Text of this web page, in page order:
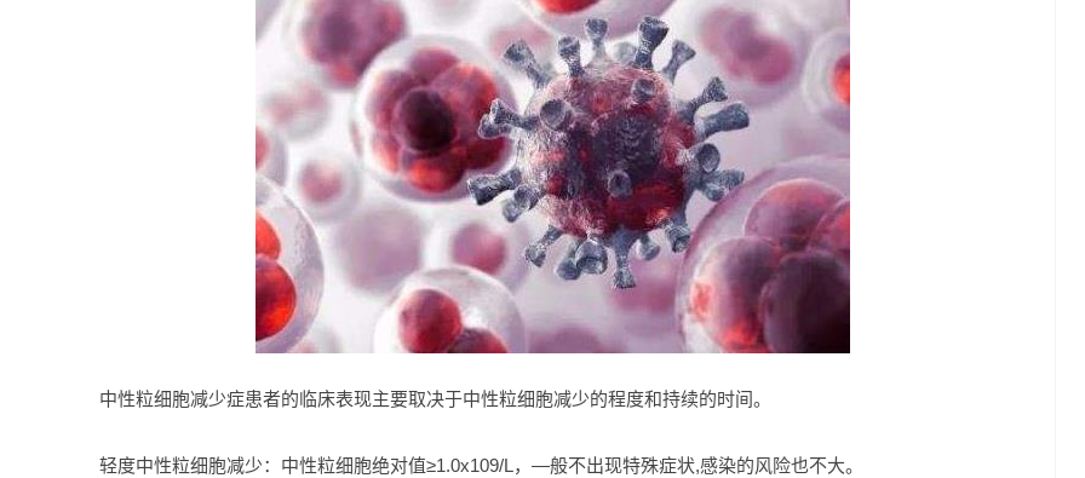
中性粒细胞减少症患者的临床表现主要取决于中性粒细胞减少的程度和持续的时间。
轻度中性粒细胞减少：中性粒细胞绝对值≥1.0x109/L，—般不出现特殊症状,感染的风险也不大。